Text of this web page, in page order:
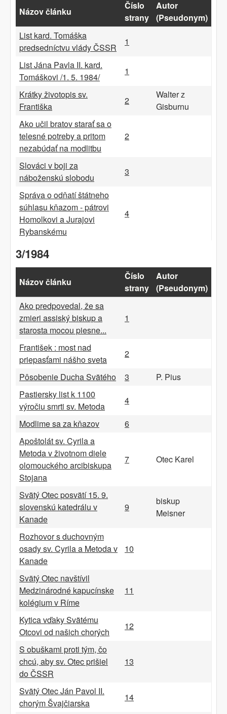
Názov článku
Číslo
strany
Autor
(Pseudonym)
List kard. Tomáška
predsedníctvu vlády ČSSR
1
List Jána Pavla II. kard.
Tomáškovi /1. 5. 1984/
1
Krátky životopis sv.
Františka
2
Walter z
Gisburnu
Ako učil bratov starať sa o
telesné potreby a pritom
nezabúdať na modlitbu
2
Slováci v boji za
náboženskú slobodu
3
Správa o odňatí štátneho
súhlasu kňazom - pátrovi
Homolkovi a Jurajovi
Rybanskému
4
3/1984
Názov článku
Číslo
strany
Autor
(Pseudonym)
Ako predpovedal, že sa
zmieri assiský biskup a
starosta mocou piesne...
1
František : most nad
priepasťami nášho sveta
2
Pôsobenie Ducha Svätého
3
P. Pius
Pastiersky list k 1100
výročiu smrti sv. Metoda
4
Modlime sa za kňazov
6
Apoštolát sv. Cyrila a
Metoda v životnom diele
olomouckého arcibiskupa
Stojana
7 Otec Karel
Svätý Otec posvätí 15. 9.
slovenskú katedrálu v
Kanade
9
biskup
Meisner
Rozhovor s duchovným
osady sv. Cyrila a Metoda v
Kanade
10
Svätý Otec navštívil
Medzinárodné kapucínske
kolégium v Ríme
11
Kytica vďaky Svätému
Otcovi od našich chorých
12
S obuškami proti tým, čo
chcú, aby sv. Otec prišiel
do ČSSR
13
Svätý Otec Ján Pavol II.
chorým Švajčiarska
14